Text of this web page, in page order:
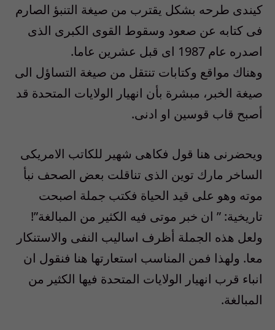
كيندى طرحه بشكل يقترب من صيغة التنبؤ الصارم
فى كتابه عن صعود وسقوط القوى الكبرى الذى
اصدره عام 1987 اى قبل عشرين عاما.
وهناك مواقع وكتابات تنتقل من صيغة التساؤل الى
صيغة الخبر، مبشرة بأن انهيار الولايات المتحدة قد
أصبح قاب قوسين او ادنى.
ويحضرنى هنا قول فكاهى شهير للكاتب الامريكى
الساخر مارك توين الذى تناقلت بعض الصحف نبأ
موته وهو على قيد الحياة فكتب جملة اصبحت
تاريخية: ” ان خبر موتى فيه الكثير من المبالغة”!
ولعل هذه الجملة أظرف اساليب النفى والاستنكار
معا. ولهذا فمن المناسب استعارتها هنا فنقول ان
انباء قرب انهيار الولايات المتحدة فيها الكثير من
المبالغة.